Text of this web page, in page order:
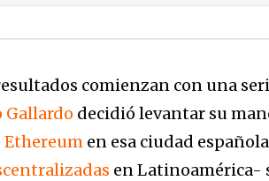
comienzan con una
Gallardo decidió levantar su
Ethereum en esa ciudad
en Latinoamérica-